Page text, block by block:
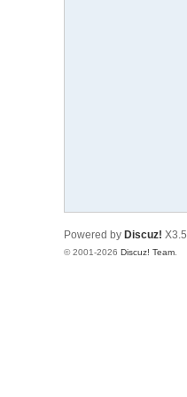
Powered by Discuz! X3.5
© 2001-2026 Discuz! Team